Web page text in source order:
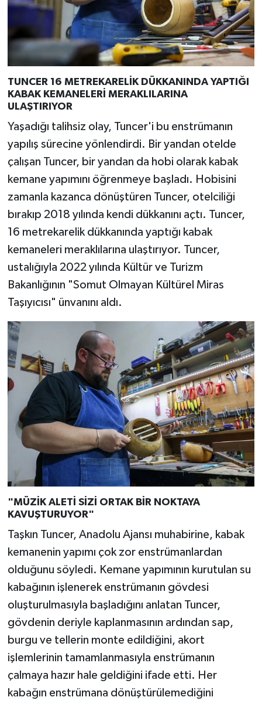
TUNCER 16 METREKARELİK DÜKKANINDA YAPTIĞI
KABAK KEMANELERİ MERAKLILARINA
ULAŞTIRIYOR
Yaşadığı talihsiz olay, Tuncer'i bu enstrümanın
yapılış sürecine yönlendirdi. Bir yandan otelde
çalışan Tuncer, bir yandan da hobi olarak kabak
kemane yapımını öğrenmeye başladı. Hobisini
zamanla kazanca dönüştüren Tuncer, otelciliği
bırakıp 2018 yılında kendi dükkanını açtı. Tuncer,
16 metrekarelik dükkanında yaptığı kabak
kemaneleri meraklılarına ulaştırıyor. Tuncer,
ustalığıyla 2022 yılında Kültür ve Turizm
Bakanlığının "Somut Olmayan Kültürel Miras
Taşıyıcısı" ünvanını aldı.
"MÜZİK ALETİ SİZİ ORTAK BİR NOKTAYA
KAVUŞTURUYOR"
Taşkın Tuncer, Anadolu Ajansı muhabirine, kabak
kemanenin yapımı çok zor enstrümanlardan
olduğunu söyledi. Kemane yapımının kurutulan su
kabağının işlenerek enstrümanın gövdesi
oluşturulmasıyla başladığını anlatan Tuncer,
gövdenin deriyle kaplanmasının ardından sap,
burgu ve tellerin monte edildiğini, akort
işlemlerinin tamamlanmasıyla enstrümanın
çalmaya hazır hale geldiğini ifade etti. Her
kabağın enstrümana dönüştürülemediğini